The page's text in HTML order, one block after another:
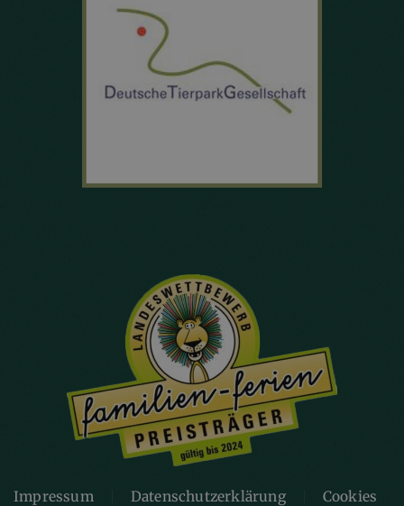
Impressum Datenschutzerklärung
Cookies